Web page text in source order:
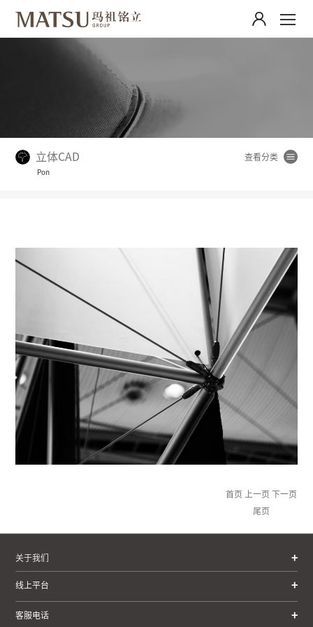
立体CAD
Pon
首页 上一页 下一页
尾页
关于我们
线上平台
客服电话